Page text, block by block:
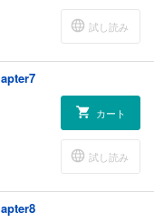
試し読み
カート
試し読み